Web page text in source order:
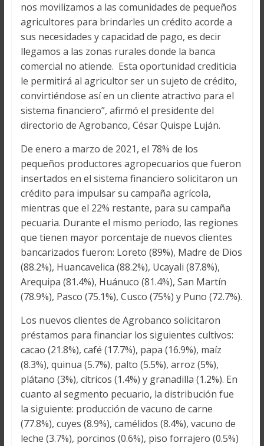
nos movilizamos a las comunidades de pequeños
agricultores para brindarles un crédito acorde a
sus necesidades y capacidad de pago, es decir
llegamos a las zonas rurales donde la banca
comercial no atiende. Esta oportunidad crediticia
le permitirá al agricultor ser un sujeto de crédito,
convirtiéndose así en un cliente atractivo para el
sistema financiero”, afirmó el presidente del
directorio de Agrobanco, César Quispe Luján.
De enero a marzo de 2021, el 78% de los
pequeños productores agropecuarios que fueron
insertados en el sistema financiero solicitaron un
crédito para impulsar su campaña agrícola,
mientras que el 22% restante, para su campaña
pecuaria. Durante el mismo periodo, las regiones
que tienen mayor porcentaje de nuevos clientes
bancarizados fueron: Loreto (89%), Madre de Dios
(88.2%), Huancavelica (88.2%), Ucayali (87.8%),
Arequipa (81.4%), Huánuco (81.4%), San Martín
(78.9%), Pasco (75.1%), Cusco (75%) y Puno (72.7%).
Los nuevos clientes de Agrobanco solicitaron
préstamos para financiar los siguientes cultivos:
cacao (21.8%), café (17.7%), papa (16.9%), maíz
(8.3%), quinua (5.7%), palto (5.5%), arroz (5%),
plátano (3%), cítricos (1.4%) y granadilla (1.2%). En
cuanto al segmento pecuario, la distribución fue
la siguiente: producción de vacuno de carne
(77.8%), cuyes (8.9%), camélidos (8.4%), vacuno de
leche (3.7%), porcinos (0.6%), piso forrajero (0.5%)